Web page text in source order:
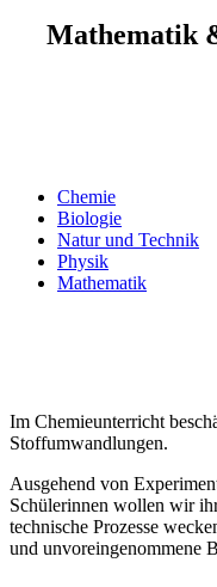
Mathematik
Chemie
Biologie
Natur und Technik
Physik
Mathematik
Im Chemieunterricht
Stoffumwandlungen.
Ausgehend von
Schülerinnen wollen wir
technische Prozesse
und unvoreingenommene